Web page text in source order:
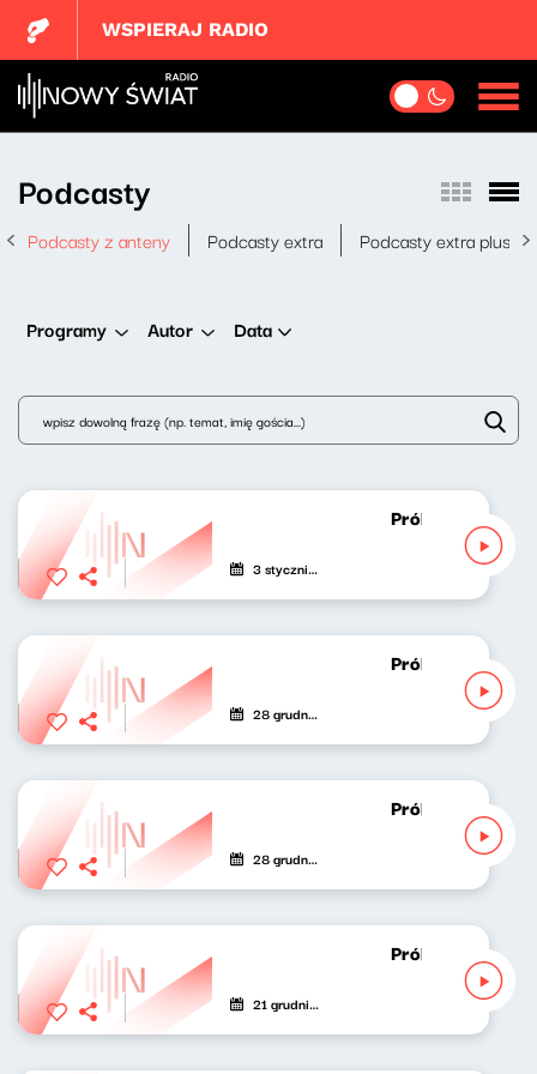
WSPIERAJ RADIO
Podcasty
Podcasty z anteny Podcasty extra Podcasty extra plus
Programy Autor Data
Próbny lot
3 stycznia 2021
Próbny lot
28 grudnia 2020
Próbny lot
28 grudnia 2020
Próbny lot
21 grudnia 2020